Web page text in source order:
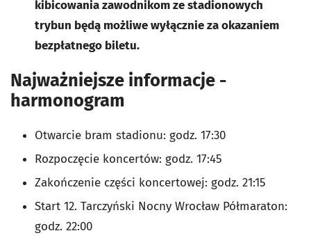
kibicowania zawodnikom ze stadionowych
trybun będą możliwe wyłącznie za okazaniem
bezpłatnego biletu.
Najważniejsze informacje -
harmonogram
Otwarcie bram stadionu: godz. 17:30
Rozpoczęcie koncertów: godz. 17:45
Zakończenie części koncertowej: godz. 21:15
Start 12. Tarczyński Nocny Wrocław Półmaraton:
godz. 22:00